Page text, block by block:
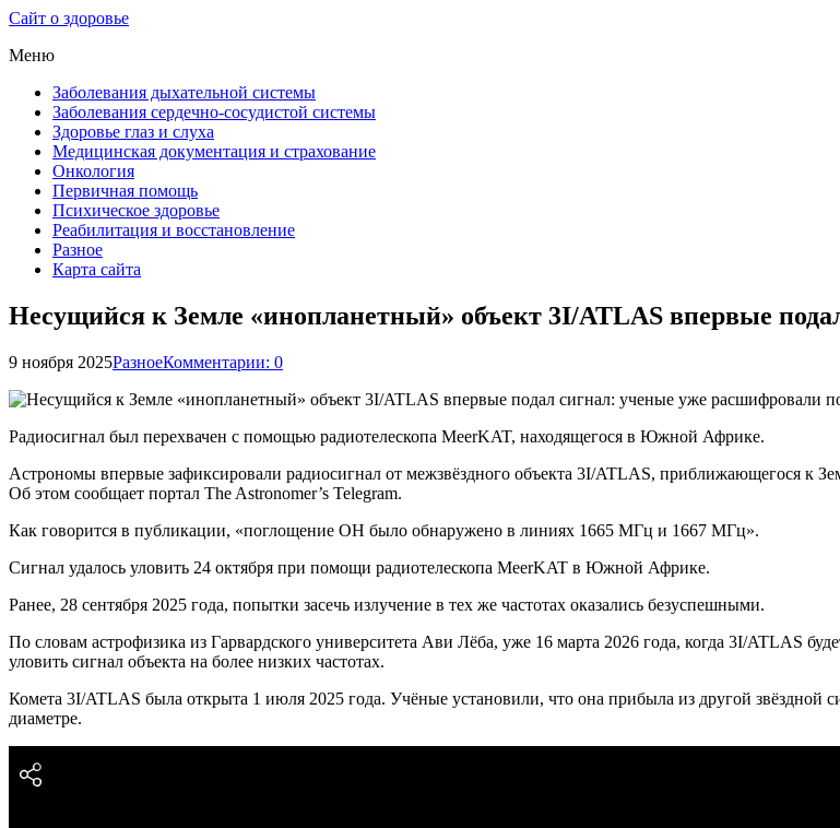
Сайт о здоровье
Меню
Заболевания дыхательной системы
Заболевания сердечно-сосудистой системы
Здоровье глаз и слуха
Медицинская документация и страхование
Онкология
Первичная помощь
Психическое здоровье
Реабилитация и восстановление
Разное
Карта сайта
Несущийся к Земле «инопланетный» объект 3I/ATLAS впервые
9 ноября 2025РазноеКомментарии: 0
Радиосигнал был перехвачен с помощью радиотелескопа MeerKAT, находящегося в Южной Африке.
Астрономы впервые зафиксировали радиосигнал от межзвёздного объекта 3I/ATLAS, приближающегося к
Об этом сообщает портал The Astronomer’s Telegram.
Как говорится в публикации, «поглощение ОН было обнаружено в линиях 1665 МГц и 1667 МГц».
Сигнал удалось уловить 24 октября при помощи радиотелескопа MeerKAT в Южной Африке.
Ранее, 28 сентября 2025 года, попытки засечь излучение в тех же частотах оказались безуспешными.
По словам астрофизика из Гарвардского университета Ави Лёба, уже 16 марта 2026 года, когда 3I/ATLAS
уловить сигнал объекта на более низких частотах.
Комета 3I/ATLAS была открыта 1 июля 2025 года. Учёные установили, что она прибыла из другой звёздной
диаметре.